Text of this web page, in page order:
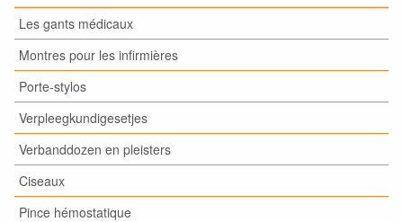
Les gants médicaux
Montres pour les infirmières
Porte-stylos
Verpleegkundigesetjes
Verbanddozen en pleisters
Ciseaux
Pince hémostatique